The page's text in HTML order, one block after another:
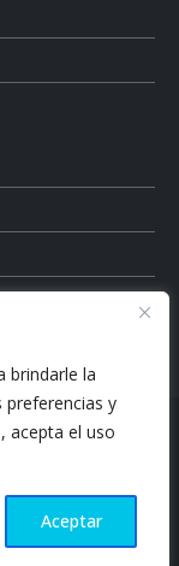
brindarle la
preferencias y
acepta el uso
Aceptar